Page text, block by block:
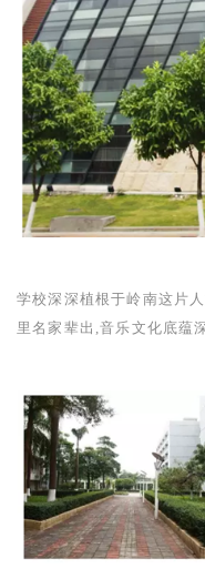
学校深深植根于岭南这片
里名家辈出,音乐文化底蕴